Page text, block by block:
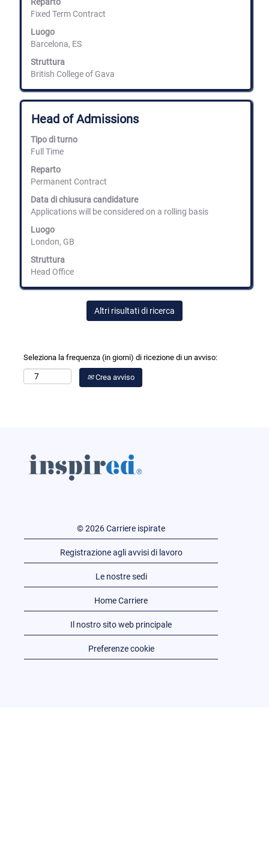
Fixed Term Contract
Luogo
Barcelona, ES
Struttura
British College of Gava
spaziatrice
visualizzare
i
integrali
delle
informazioni
lavoro.
Titolo
Head of Admissions
Tipo di turno
Full Time
Reparto
Permanent Contract
Data di chiusura candidature
Applications will be considered on a rolling basis
Luogo
London, GB
Struttura
Head Office
Effettuare
una
selezione
con
barra
spaziatrice
visualizzare
i
integrali
delle
informazioni
lavoro.
Altri risultati di ricerca
Seleziona la frequenza (in giorni) di ricezione di un avviso:
Crea avviso
© 2026 Carriere ispirate
Registrazione agli avvisi di lavoro
Le nostre sedi
Home Carriere
Il nostro sito web principale
Preferenze cookie